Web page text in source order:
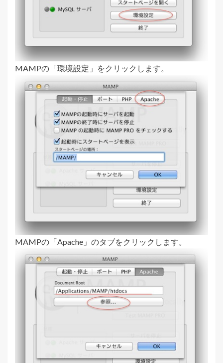
MAMPの「環境設定」をクリックします。
MAMPの「Apache」のタブをクリックします。